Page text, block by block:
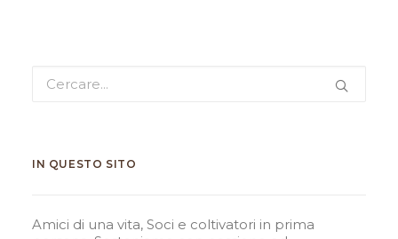
IN QUESTO SITO
Amici di una vita, Soci e coltivatori in prima